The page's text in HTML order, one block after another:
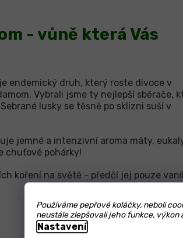
Používáme pepřové koláčky, neboli
neustále zlepšovali jeho funkce, výkon
Nastavení
- vůně která Vás
endemický druh, který roste divoce v
Vybrali jsme ty nejlepší sběrače,
lusky se těsně po sklizni suší v
jemné a intenzivní aroma máty,
chuťové pohárky!
koření na světě - předčí jej pouze